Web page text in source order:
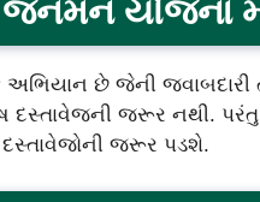
યોજના
છે જેની જવાબદારી
દસ્તાવેજની જરૂર નથી.
જરૂર પડશે.